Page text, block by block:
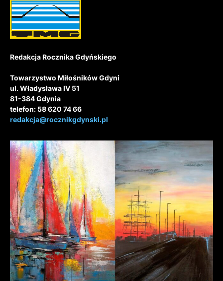
Redakcja Rocznika Gdyńskiego
Towarzystwo Miłośników Gdyni
ul. Władysława IV 51
81-384 Gdynia
telefon: 58 620 74 66
redakcja@rocznikgdynski.pl